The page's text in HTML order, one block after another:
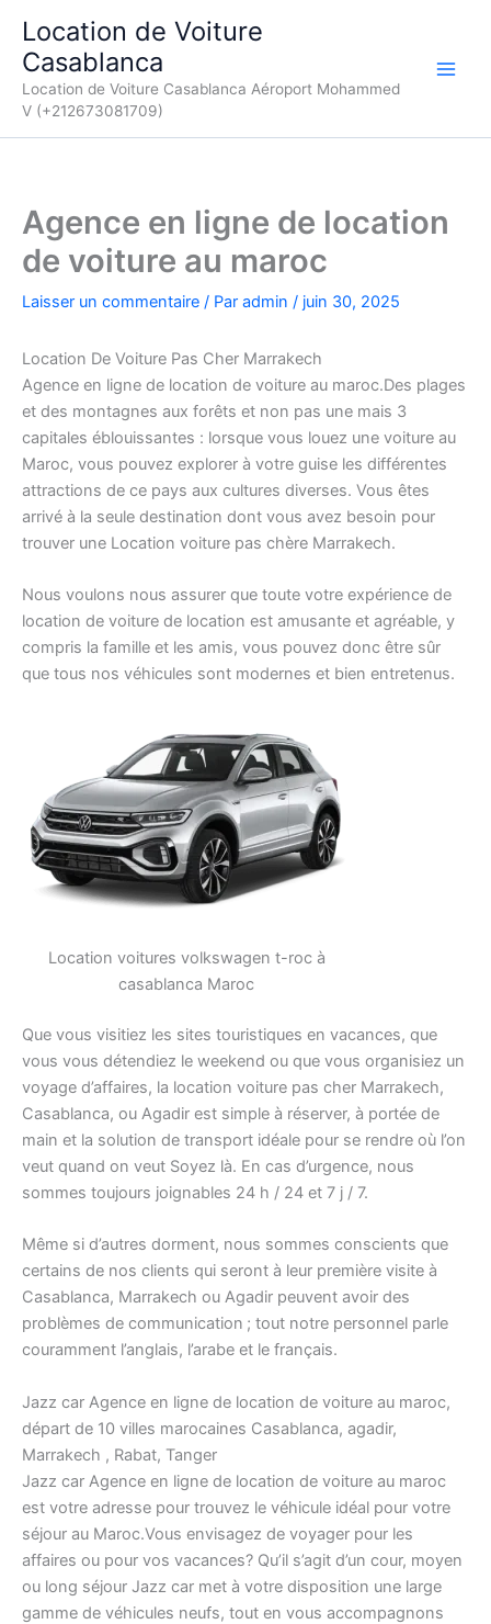
contenu
Location de Voiture
Casablanca
Location de Voiture Casablanca Aéroport Mohammed
V (+212673081709)
Agence en ligne de location
de voiture au maroc
Laisser un commentaire / Par admin / juin 30, 2025
Location De Voiture Pas Cher Marrakech
Agence en ligne de location de voiture au maroc.Des plages
et des montagnes aux forêts et non pas une mais 3
capitales éblouissantes : lorsque vous louez une voiture au
Maroc, vous pouvez explorer à votre guise les différentes
attractions de ce pays aux cultures diverses. Vous êtes
arrivé à la seule destination dont vous avez besoin pour
trouver une Location voiture pas chère Marrakech.
Nous voulons nous assurer que toute votre expérience de
location de voiture de location est amusante et agréable, y
compris la famille et les amis, vous pouvez donc être sûr
que tous nos véhicules sont modernes et bien entretenus.
Location voitures volkswagen t-roc à
casablanca Maroc
Que vous visitiez les sites touristiques en vacances, que
vous vous détendiez le weekend ou que vous organisiez un
voyage d’affaires, la location voiture pas cher Marrakech,
Casablanca, ou Agadir est simple à réserver, à portée de
main et la solution de transport idéale pour se rendre où l’on
veut quand on veut Soyez là. En cas d’urgence, nous
sommes toujours joignables 24 h / 24 et 7 j / 7.
Même si d’autres dorment, nous sommes conscients que
certains de nos clients qui seront à leur première visite à
Casablanca, Marrakech ou Agadir peuvent avoir des
problèmes de communication ; tout notre personnel parle
couramment l’anglais, l’arabe et le français.
Jazz car Agence en ligne de location de voiture au maroc,
départ de 10 villes marocaines Casablanca, agadir,
Marrakech , Rabat, Tanger
Jazz car Agence en ligne de location de voiture au maroc
est votre adresse pour trouvez le véhicule idéal pour votre
séjour au Maroc.Vous envisagez de voyager pour les
affaires ou pour vos vacances? Qu’il s’agit d’un cour, moyen
ou long séjour Jazz car met à votre disposition une large
gamme de véhicules neufs, tout en vous accompagnons